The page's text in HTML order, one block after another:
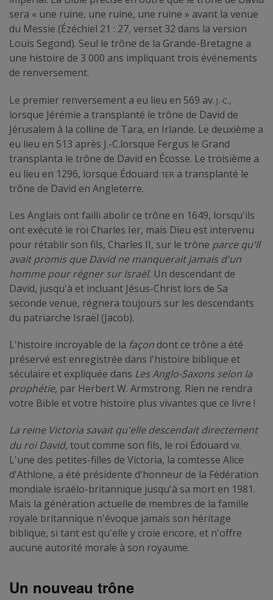
sera « une ruine, une ruine, une ruine » avant la venue
du Messie (Ézéchiel 21 : 27, verset 32 dans la version
Louis Segond). Seul le trône de la Grande-Bretagne a
une histoire de 3 000 ans impliquant trois événements
de renversement.
Le premier renversement a eu lieu en 569 av. J.-C.,
lorsque Jérémie a transplanté le trône de David de
Jérusalem à la colline de Tara, en Irlande. Le deuxième a
eu lieu en 513 après J.-C.lorsque Fergus le Grand
transplanta le trône de David en Écosse. Le troisième a
eu lieu en 1296, lorsque Édouard 1er a transplanté le
trône de David en Angleterre.
Les Anglais ont failli abolir ce trône en 1649, lorsqu'ils
ont exécuté le roi Charles Ier, mais Dieu est intervenu
pour rétablir son fils, Charles II, sur le trône parce qu'Il
avait promis que David ne manquerait jamais d'un
homme pour régner sur Israël. Un descendant de
David, jusqu'à et incluant Jésus-Christ lors de Sa
seconde venue, régnera toujours sur les descendants
du patriarche Israël (Jacob).
L'histoire incroyable de la façon dont ce trône a été
préservé est enregistrée dans l'histoire biblique et
séculaire et expliquée dans Les Anglo-Saxons selon la
prophétie, par Herbert W. Armstrong. Rien ne rendra
votre Bible et votre histoire plus vivantes que ce livre !
La reine Victoria savait qu'elle descendait directement
du roi David, tout comme son fils, le roi Édouard VII.
L'une des petites-filles de Victoria, la comtesse Alice
d'Athlone, a été présidente d'honneur de la Fédération
mondiale israélo-britannique jusqu'à sa mort en 1981.
Mais la génération actuelle de membres de la famille
royale britannique n'évoque jamais son héritage
biblique, si tant est qu'elle y croie encore, et n'offre
aucune autorité morale à son royaume.
Un nouveau trône